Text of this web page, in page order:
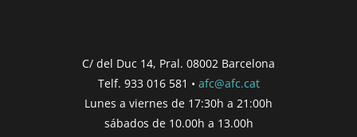
'DD/MM/YYYY') }}
Finalització de participació |{{
formatDate(post.end, 'YYYY-MM-DD',
'DD/MM/YYYY') }}
C/ del Duc 14, Pral. 08002 Barcelona
Telf. 933 016 581 • afc@afc.cat
Lunes a viernes de 17:30h a 21:00h
sábados de 10.00h a 13.00h